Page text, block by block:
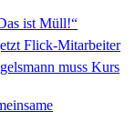
ist Müll!“
Flick-Mitarbeiter
muss Kurs